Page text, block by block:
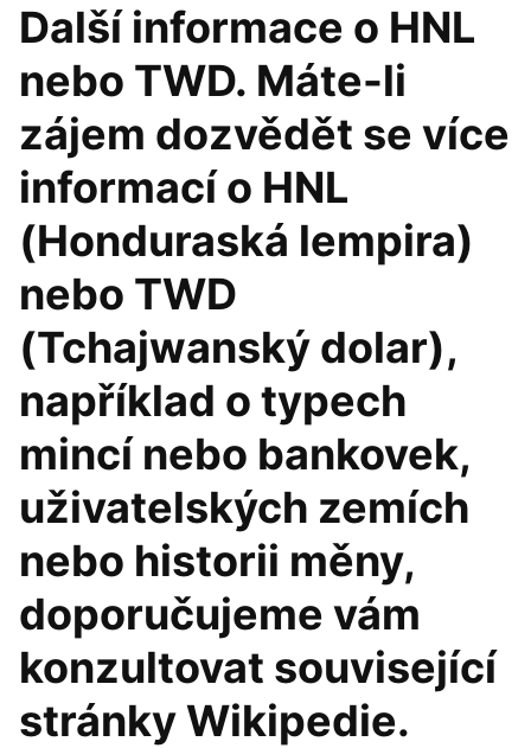
Další informace o HNL
nebo TWD. Máte-li
zájem dozvědět se více
informací o HNL
(Honduraská lempira)
nebo TWD
(Tchajwanský dolar),
například o typech
mincí nebo bankovek,
uživatelských zemích
nebo historii měny,
doporučujeme vám
konzultovat související
stránky Wikipedie.